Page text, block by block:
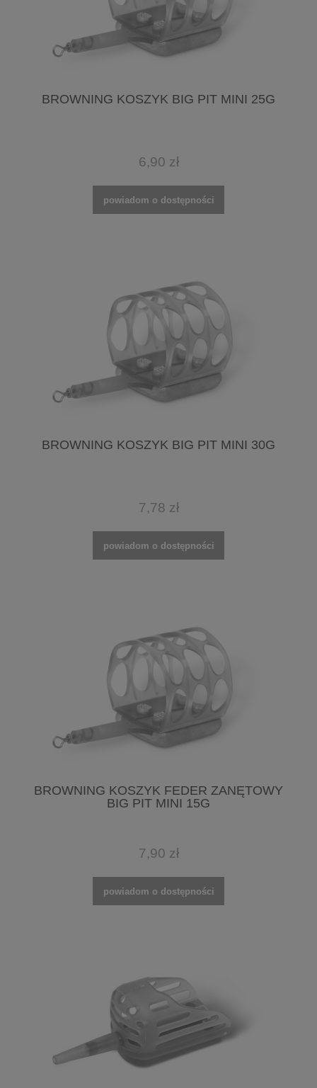
BROWNING KOSZYK BIG PIT MINI 25G
6,90 zł
powiadom o dostępności
BROWNING KOSZYK BIG PIT MINI 30G
7,78 zł
powiadom o dostępności
BROWNING KOSZYK FEDER ZANĘTOWY
BIG PIT MINI 15G
7,90 zł
powiadom o dostępności